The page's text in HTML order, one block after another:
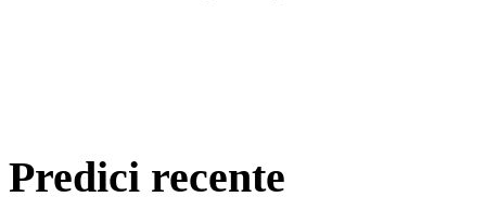
Predici recente